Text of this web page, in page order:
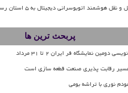
هوشمند اتوبوسرانی دیجیتال به ۵ استان رسید
پربحث ترین ها
دومین نمایشگاه فر ایران ۲ تا ۳۱ مرداد
رقابت پذیری صنعت قطعه سازی است
نوری با تراشه بومی